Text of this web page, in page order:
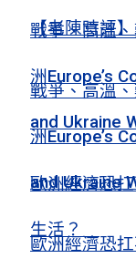
戰爭、高溫
洲Europe’s
and Ukraine
歐洲經濟恐
生活？
【老陳時評
戰爭、高溫
洲Europe’s
and Ukraine
歐洲經濟恐